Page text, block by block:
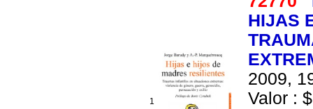
1
HIJAS
2009,
Valor :